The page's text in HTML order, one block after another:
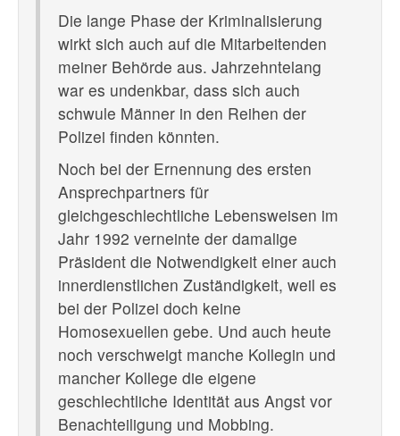
Die lange Phase der Kriminalisierung
wirkt sich auch auf die Mitarbeitenden
meiner Behörde aus. Jahrzehntelang
war es undenkbar, dass sich auch
schwule Männer in den Reihen der
Polizei finden könnten.
Noch bei der Ernennung des ersten
Ansprechpartners für
gleichgeschlechtliche Lebensweisen im
Jahr 1992 verneinte der damalige
Präsident die Notwendigkeit einer auch
innerdienstlichen Zuständigkeit, weil es
bei der Polizei doch keine
Homosexuellen gebe. Und auch heute
noch verschweigt manche Kollegin und
mancher Kollege die eigene
geschlechtliche Identität aus Angst vor
Benachteiligung und Mobbing.